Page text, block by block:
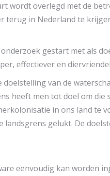
wordt overlegd met de
terug in Nederland te
gestart met als
effectiever en
van de
heeft men tot doel om
in ons land te
gelukt. De
eenvoudig kan worden